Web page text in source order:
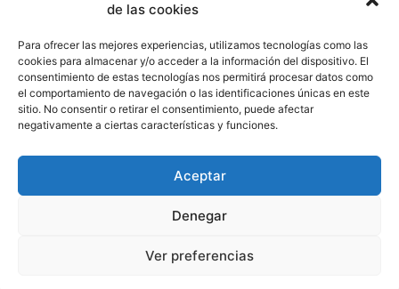
de las cookies
Para ofrecer las mejores experiencias, utilizamos tecnologías como las
cookies para almacenar y/o acceder a la información del dispositivo. El
consentimiento de estas tecnologías nos permitirá procesar datos como
el comportamiento de navegación o las identificaciones únicas en este
sitio. No consentir o retirar el consentimiento, puede afectar
negativamente a ciertas características y funciones.
Aceptar
Denegar
Ver preferencias
© 2026 Escuela de PNL Online